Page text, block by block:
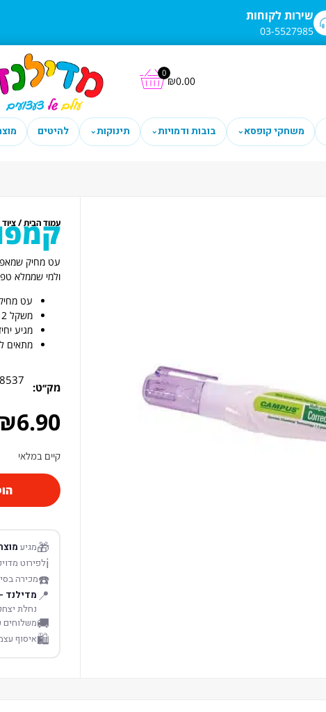
שירות לקוחות
03-5527985
₪0.00
0
משחקי קופסא⌄ בובות ודמויות⌄ תינוקות⌄ להיטים
עמוד הבית/
עט מחיק
ולמי שממלא
עט
משקל 12 גרם
מגיע
מתאים
מק׳׳ט:
6.90
קיים במלאי
🎁מגיע
ℹ️לפירוט
☎️מכירה
📍 מדילנד
נחלת יצחק 18, מגדלי תל
🚚משלוחים
🛍️איסוף